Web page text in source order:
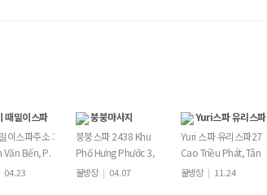
때밀이스파
이스파주소 :
Văn Bến, P.
Quy, Quận
04.23
붕붕마사지
붕붕스파 2438 Khu
Phố Hưng Phước 3,
Tân Phong, Quận 7,
꿀방장 | 04.07
Yuri스파 유리스파
Yuri 스파 유리스파27
Cao Triều Phát, Tân
Phong, Quận 7,
꿀방장 | 11.24